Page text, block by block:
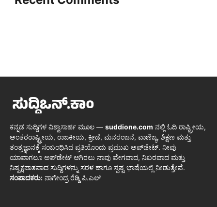
ಕನ್ನಡ ಸುದ್ದಿಗಳ ವಿಶ್ವಾಸಾರ್ಹ ಮೂಲ — suddione.com ನಲ್ಲಿ ಓದಿ ರಾಷ್ಟ್ರೀಯ,
ಅಂತರರಾಷ್ಟ್ರೀಯ, ರಾಜಕೀಯ, ಕ್ರೀಡೆ, ಮನರಂಜನೆ, ವಾಣಿಜ್ಯ, ಶಿಕ್ಷಣ ಮತ್ತು
ತಂತ್ರಜ್ಞಾನಕ್ಕೆ ಸಂಬಂಧಿಸಿದ ಪ್ರತಿಯೊಂದು ಪ್ರಮುಖ ಅಪ್‌ಡೇಟ್. ನೀವು
ಯಾವಾಗಲೂ ಅಪ್‌ಡೇಟ್ ಆಗಿರಲು ನಾವು ವೇಗವಾದ, ನಿಖರವಾದ ಮತ್ತು
ನಿಷ್ಪಕ್ಷಪಾತವಾದ ಸುದ್ದಿಗಳನ್ನು ಸರಳ ಹಾಗೂ ಸ್ಪಷ್ಟ ಭಾಷೆಯಲ್ಲಿ ನೀಡುತ್ತೇವೆ.
ಸಂಪಾದಕರು: ನಾಗೇಂದ್ರ ರೆಡ್ಡಿ ಪಿ.ಎಲ್